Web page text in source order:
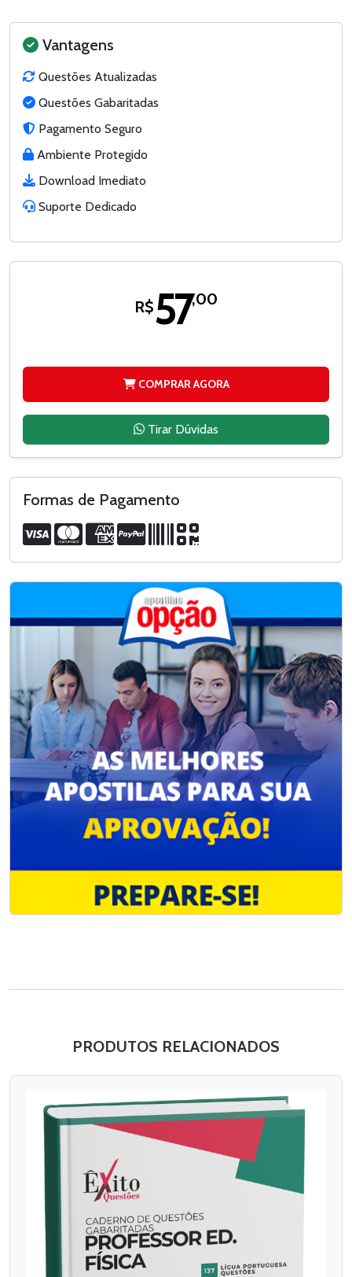
Vantagens
Questões Atualizadas
Questões Gabaritadas
Pagamento Seguro
Ambiente Protegido
Download Imediato
Suporte Dedicado
R$57,00
COMPRAR AGORA
Tirar Dúvidas
Formas de Pagamento
PRODUTOS RELACIONADOS